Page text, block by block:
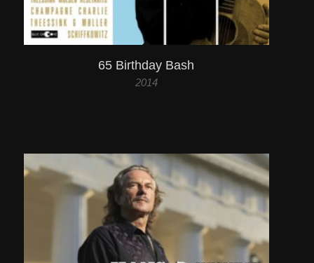
65 Birthday Bash
2014